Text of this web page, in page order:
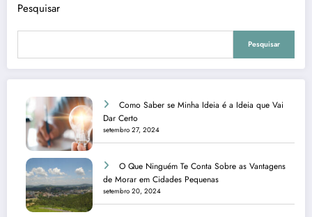
Pesquisar
Pesquisar
Como Saber se Minha Ideia é a Ideia que Vai
Dar Certo
setembro 27, 2024
O Que Ninguém Te Conta Sobre as Vantagens
de Morar em Cidades Pequenas
setembro 20, 2024